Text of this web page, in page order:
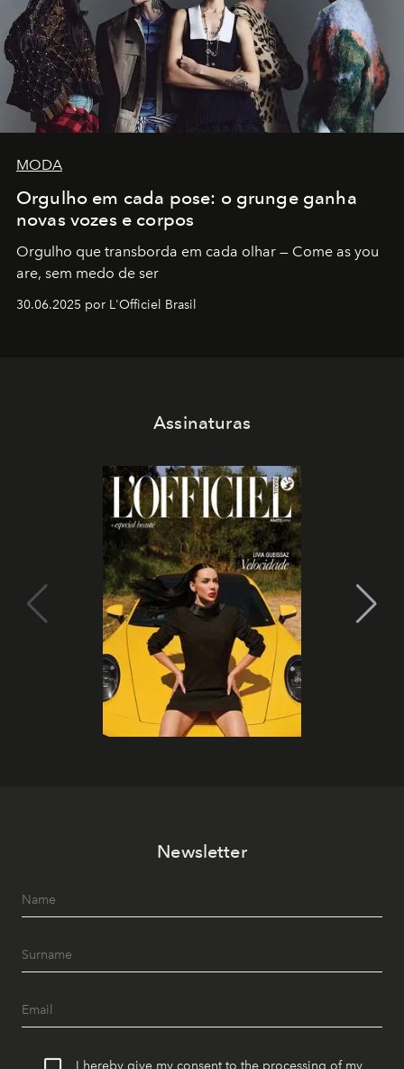
MODA
Orgulho em cada pose: o grunge ganha
novas vozes e corpos
Orgulho que transborda em cada olhar — Come as you
are, sem medo de ser
30.06.2025 por L'Officiel Brasil
Assinaturas
Newsletter
I hereby give my consent to the processing of my